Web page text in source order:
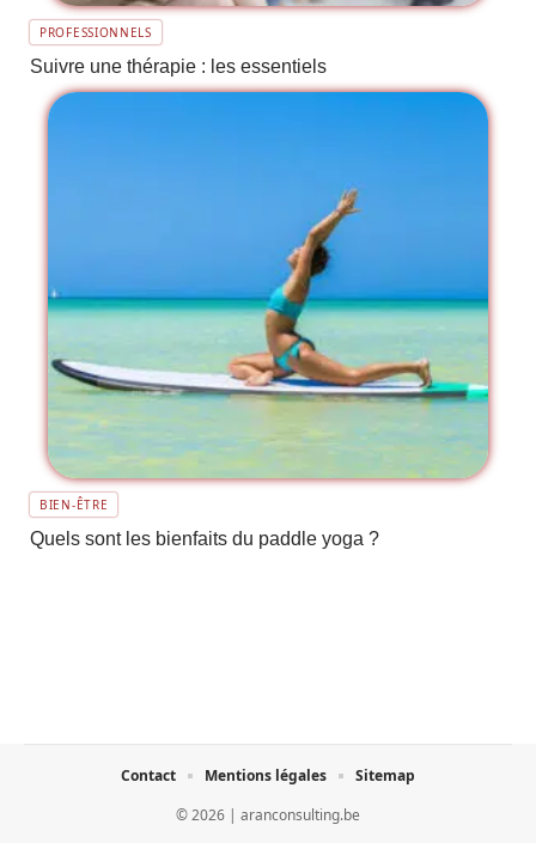
PROFESSIONNELS
Suivre une thérapie : les essentiels
BIEN-ÊTRE
Quels sont les bienfaits du paddle yoga ?
© 2026 | aranconsulting.be
Contact Mentions légales Sitemap